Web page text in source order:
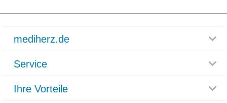
mediherz.de
Glossar
Häufig gestellte Fragen
Service
Rücksendemöglichkeit
Ihre Vorteile